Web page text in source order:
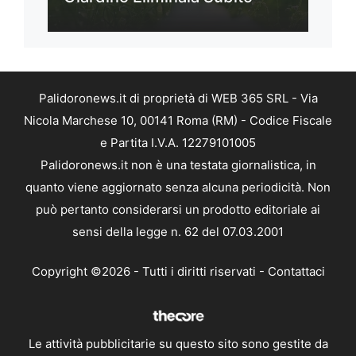
Palidoronews.it di proprietà di WEB 365 SRL - Via
Nicola Marchese 10, 00141 Roma (RM) - Codice Fiscale
e Partita I.V.A. 12279101005
Palidoronews.it non è una testata giornalistica, in
quanto viene aggiornato senza alcuna periodicità. Non
può pertanto considerarsi un prodotto editoriale ai
sensi della legge n. 62 del 07.03.2001
Copyright ©2026 - Tutti i diritti riservati - Contattaci
Le attività pubblicitarie su questo sito sono gestite da